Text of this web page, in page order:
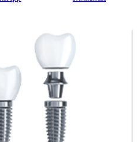
有效?深圳愛康健牙周治療要多
服务